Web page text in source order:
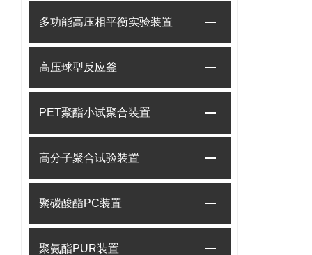
多功能高压相平衡实验装置
高压球型反应釜
PET聚酯小试聚合装置
高分子聚合试验装置
聚碳酸酯PC装置
聚氨酯PUR装置